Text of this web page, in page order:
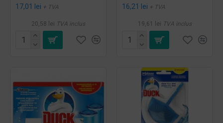
17,01 lei + TVA
20,58 lei TVA inclus
16,21 lei + TVA
19,61 lei TVA inclus